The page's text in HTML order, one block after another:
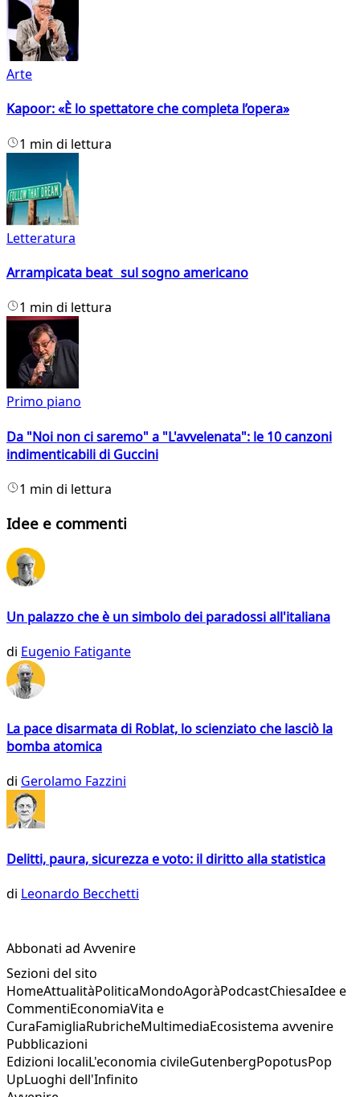
Arte
Kapoor: «È lo spettatore che completa l’opera»
1 min di lettura
Letteratura
Arrampicata beat sul sogno americano
1 min di lettura
Primo piano
Da "Noi non ci saremo" a "L'avvelenata": le 10 canzoni
indimenticabili di Guccini
1 min di lettura
Idee e commenti
Un palazzo che è un simbolo dei paradossi all'italiana
di Eugenio Fatigante
La pace disarmata di Roblat, lo scienziato che lasciò la
bomba atomica
di Gerolamo Fazzini
Delitti, paura, sicurezza e voto: il diritto alla statistica
di Leonardo Becchetti
Abbonati ad Avvenire
Sezioni del sito
HomeAttualitàPoliticaMondoAgoràPodcastChiesaIdee e
CommentiEconomiaVita e
CuraFamigliaRubricheMultimediaEcosistema avvenire
Pubblicazioni
Edizioni localiL'economia civileGutenbergPopotusPop
UpLuoghi dell'Infinito